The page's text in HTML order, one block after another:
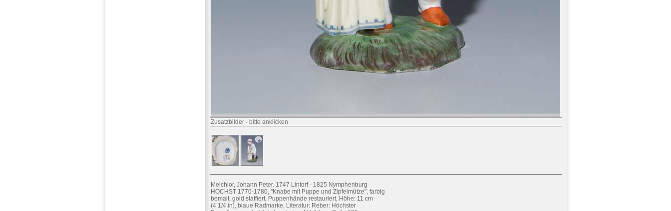
Zusatzbilder - bitte anklicken
Melchior, Johann Peter. 1747 Lintorf - 1825 Nymphenburg
HÖCHST 1770-1780, "Knabe mit Puppe und Zipfelmütze", farbig
bemalt, gold staffiert, Puppenhände restauriert, Höhe: 11 cm
(4 1/4 in), blaue Radmarke, Literatur: Reber: Höchster